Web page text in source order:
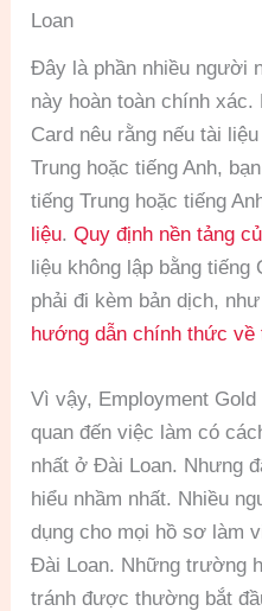
Loan
Đây là phần nhiều người
này hoàn toàn chính
Card nêu rằng nếu tài
Trung hoặc tiếng Anh,
tiếng Trung hoặc tiếng
liệu.Quy định nền tảng
liệu không lập bằng tiếng
phải đi kèm bản dịch,
hướng dẫn chính thức về
Vì vậy, Employment
quan đến việc làm có
nhất ở Đài Loan. Nhưng
hiểu nhầm nhất. Nhiều
dụng cho mọi hồ sơ làm
Đài Loan. Những trường
tránh được thường bắt